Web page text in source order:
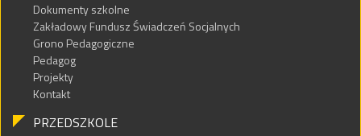
Dokumenty szkolne
Zakładowy Fundusz Świadczeń Socjalnych
Grono Pedagogiczne
Pedagog
Projekty
Kontakt
PRZEDSZKOLE